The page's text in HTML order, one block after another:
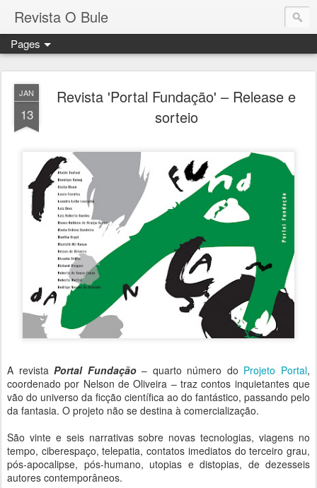
Revista O Bule
Pages
JAN
13
Revista 'Portal Fundação' – Release e
sorteio
A revistaPortal Fundação– quarto número do Projeto Portal,
coordenado por Nelson de Oliveira – traz contos inquietantes que
vão do universo da ficção científica ao do fantástico, passando pelo
da fantasia. O projeto não se destina à comercialização.
-
São vinte e seis narrativas sobre novas tecnologias, viagens no
tempo, ciberespaço, telepatia, contatos imediatos do terceiro grau,
pós-apocalipse, pós-humano, utopias e distopias, de dezesseis
autores contemporâneos.